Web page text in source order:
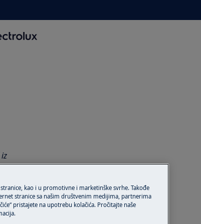
dvije kao i u promotivne i marketinške svrhe. Takođe
stranice sa našim društvenim medijima, partnerima
pristajete na upotrebu kolačića. Pročitajte naše